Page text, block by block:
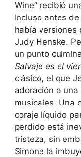
Wine” recibió
Incluso antes
había versiones
Judy Henske.
un punto
Salvaje es el
clásico, el que
adoración a
musicales. Una
coraje líquido
perdido está
tristeza, sin
Simone la